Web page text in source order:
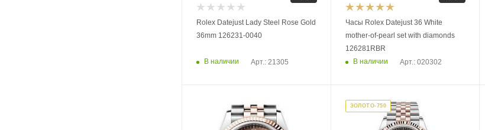
Rolex Datejust Lady Steel Rose Gold
36mm 126231-0040
В наличии Арт.: 21305
Часы Rolex Datejust 36 White
mother-of-pearl set with diamonds
126281RBR
В наличии
Арт.: 020302
ЗОЛОТО-750